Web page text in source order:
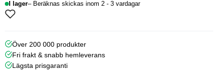
I lager Beräknas skickas inom 2 - 3 vardagar
Över 200 000 produkter
Fri frakt & snabb hemleverans
Lägsta prisgaranti